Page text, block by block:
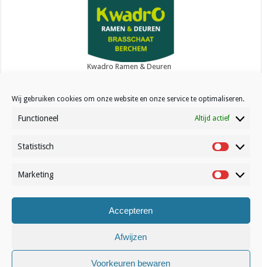
Wij gebruiken cookies om onze website en onze service te optimaliseren.
Functioneel Altijd actief
Statistisch Statistisch
Marketing
Accepteren
Afwijzen
Voorkeuren bewaren
Kwadro Ramen & Deuren
Contact
© Volleynews.be2026
Algemene voorwaarden|Privacy
Nederlands